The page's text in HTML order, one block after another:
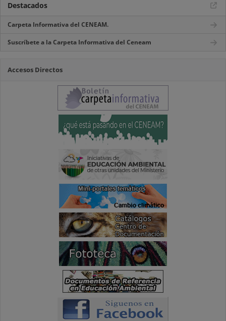
Destacados
Carpeta Informativa del CENEAM.
Suscríbete a la Carpeta Informativa del Ceneam
Accesos Directos